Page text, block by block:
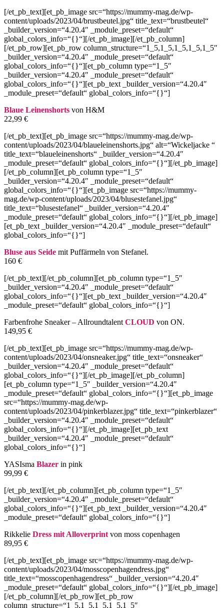
[/et_pb_text][et_pb_image src=“https://mummy-mag.de/wp-
content/uploads/2023/04/brustbeutel.jpg“ title_text=“brustbeutel“
_builder_version=“4.20.4″ _module_preset=“default“
global_colors_info=“{}“][/et_pb_image][/et_pb_column]
[/et_pb_row][et_pb_row column_structure=“1_5,1_5,1_5,1_5,1_5″
_builder_version=“4.20.4″ _module_preset=“default“
global_colors_info=“{}“][et_pb_column type=“1_5″
_builder_version=“4.20.4″ _module_preset=“default“
global_colors_info=“{}“][et_pb_text _builder_version=“4.20.4″
_module_preset=“default“ global_colors_info=“{}“]
Blaue Leinenshorts von H&M
22,99 €
[/et_pb_text][et_pb_image src=“https://mummy-mag.de/wp-
content/uploads/2023/04/blaueleinenshorts.jpg“ alt=“Wickeljacke “
title_text=“blaueleinenshorts“ _builder_version=“4.20.4″
_module_preset=“default“ global_colors_info=“{}“][/et_pb_image]
[/et_pb_column][et_pb_column type=“1_5″
_builder_version=“4.20.4″ _module_preset=“default“
global_colors_info=“{}“][et_pb_image src=“https://mummy-
mag.de/wp-content/uploads/2023/04/blusestefanel.jpg“
title_text=“blusestefanel“ _builder_version=“4.20.4″
_module_preset=“default“ global_colors_info=“{}“][/et_pb_image]
[et_pb_text _builder_version=“4.20.4″ _module_preset=“default“
global_colors_info=“{}“]
Bluse aus Seide mit Puffärmeln von Stefanel.
160 €
[/et_pb_text][/et_pb_column][et_pb_column type=“1_5″
_builder_version=“4.20.4″ _module_preset=“default“
global_colors_info=“{}“][et_pb_text _builder_version=“4.20.4″
_module_preset=“default“ global_colors_info=“{}“]
Farbenfrohe Sneaker – Allroundtalent CLOUD von ON.
149,95 €
[/et_pb_text][et_pb_image src=“https://mummy-mag.de/wp-
content/uploads/2023/04/onsneaker.jpg“ title_text=“onsneaker“
_builder_version=“4.20.4″ _module_preset=“default“
global_colors_info=“{}“][/et_pb_image][/et_pb_column]
[et_pb_column type=“1_5″ _builder_version=“4.20.4″
_module_preset=“default“ global_colors_info=“{}“][et_pb_image
src=“https://mummy-mag.de/wp-
content/uploads/2023/04/pinkerblazer.jpg“ title_text=“pinkerblazer“
_builder_version=“4.20.4″ _module_preset=“default“
global_colors_info=“{}“][/et_pb_image][et_pb_text
_builder_version=“4.20.4″ _module_preset=“default“
global_colors_info=“{}“]
YASIsma Blazer in pink
99,99 €
[/et_pb_text][/et_pb_column][et_pb_column type=“1_5″
_builder_version=“4.20.4″ _module_preset=“default“
global_colors_info=“{}“][et_pb_text _builder_version=“4.20.4″
_module_preset=“default“ global_colors_info=“{}“]
Rikkelie Dress mit Alloverprint von moss copenhagen
89,95 €
[/et_pb_text][et_pb_image src=“https://mummy-mag.de/wp-
content/uploads/2023/04/mosscopenhagendress.jpg“
title_text=“mosscopenhagendress“ _builder_version=“4.20.4″
_module_preset=“default“ global_colors_info=“{}“][/et_pb_image]
[/et_pb_column][/et_pb_row][et_pb_row
column_structure=“1_5,1_5,1_5,1_5,1_5″